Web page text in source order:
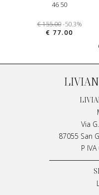
46 50
€ 155.00 -50.3%
€ 77.00
Via
87055 San
P